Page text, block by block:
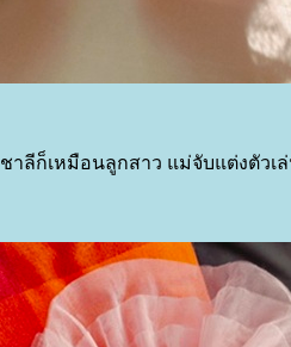
ชาลีก็เหมือนลูกสาว แม่จับแต่งตัวเ